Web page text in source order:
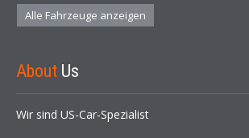
Alle Fahrzeuge anzeigen
About Us
Wir sind US-Car-Spezialist